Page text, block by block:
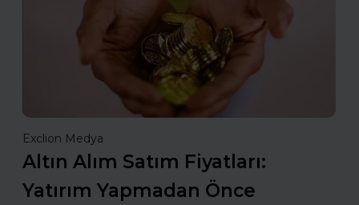
Exclion Medya
Altın Alım Satım Fiyatları:
Yatırım Yapmadan Önce